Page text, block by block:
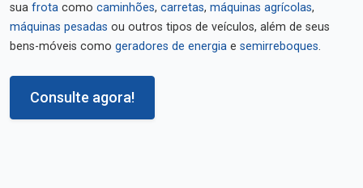
sua frota como caminhões, carretas, máquinas agrícolas,
máquinas pesadas ou outros tipos de veículos, além de seus
bens-móveis como geradores de energia e semirreboques.
Consulte agora!